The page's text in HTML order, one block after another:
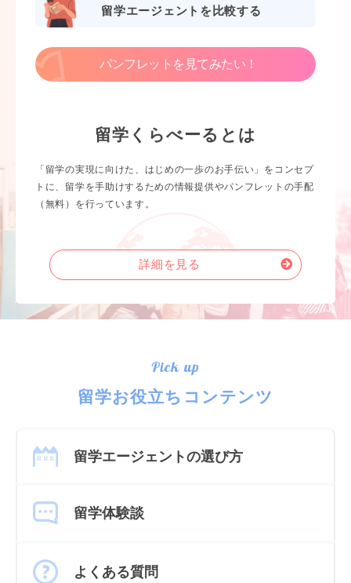
留学エージェントを比較する
パンフレットを見てみたい！
留学くらべーるとは
「留学の実現に向けた、はじめの一歩のお手伝い」をコンセプ
トに、留学を手助けするための情報提供やパンフレットの手配
（無料）を行っています。
詳細を見る
Pick up
留学お役立ちコンテンツ
留学エージェントの選び方
留学体験談
よくある質問